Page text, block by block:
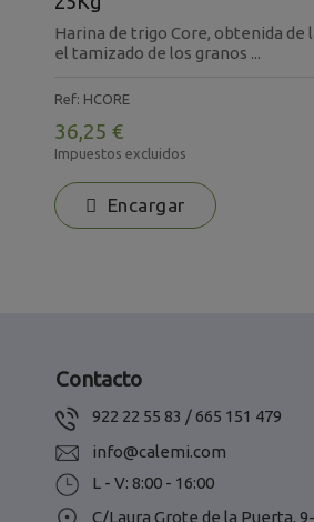
Harina de trigo Core, obtenida de
el tamizado de los granos ...
Ref: HCORE
36,25 €
Impuestos excluidos
Encargar
Contacto
922 22 55 83 / 665 151 479
info@calemi.com
L - V: 8:00 - 16:00
C/Laura Grote de la Puerta,